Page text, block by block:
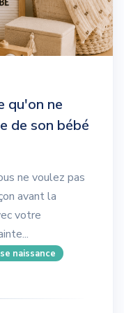
qu'on ne
de son bébé
ne voulez pas
avant la
votre
naissance